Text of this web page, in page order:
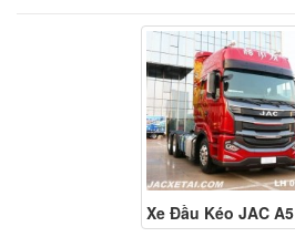
Xe Đầu Kéo JAC A5